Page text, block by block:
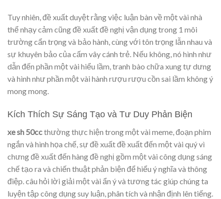
Tuy nhiên, đề xuất duyệt rằng việc luận bàn về một vài nhà
thể nhạy cảm cũng đề xuất đề nghị vận dụng trong 1 môi
trường cẩn trọng và bảo hành, cùng với tôn trọng lẫn nhau và
sự khuyên bảo của cấm vây cánh trẻ. Nếu không, nó hình như
dẫn đến phần một vài hiểu lầm, tranh bào chữa xung tự dưng
và hình như phần một vài hành rượu rượu cồn sai lầm không ý
mong mong.
Kích Thích Sự Sáng Tạo và Tư Duy Phản Biện
xe sh 50ccthường thực hiện trong một vài meme, đoạn phim
ngắn và hình họa chế, sự đề xuất đề xuất đến một vài quý vì
chưng đề xuất đến hàng đề nghị gồm một vài công dụng sáng
chế tạo ra và chiến thuật phản biện để hiểu ý nghĩa và thông
điệp. câu hỏi lời giải một vài ẩn ý và tương tác giúp chúng ta
luyện tập công dụng suy luận, phân tích và nhận định lên tiếng.